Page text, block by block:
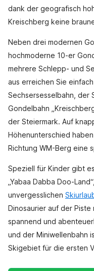
dank der geografisch
Kreischberg keine
Neben drei modernen
hochmoderne 10-er
mehrere Schlepp- und
aus erreichen Sie
Sechsersesselbahn, der
Gondelbahn
der Steiermark. Auf
Höhenunterschied
Richtung WM-Berg eine
Speziell für Kinder gibt
„Yabaa Dabba Doo-
unvergesslichen
Dinosaurier auf der
spannend und
und der Miniwellenbahn
Skigebiet für die ersten